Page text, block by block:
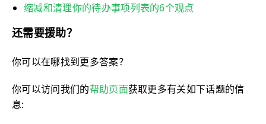
缩减和清理你的待办事项列表的6个观点
还需要援助？
你可以在哪找到更多答案？
你可以访问我们的帮助页面获取更多有关如下话题的信
息: